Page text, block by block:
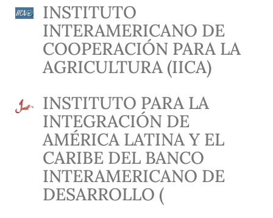
INSTITUTO
INTERAMERICANO DE
COOPERACIÓN PARA LA
AGRICULTURA (IICA)
INSTITUTO PARA LA
INTEGRACIÓN DE
AMÉRICA LATINA Y EL
CARIBE DEL BANCO
INTERAMERICANO DE
DESARROLLO (